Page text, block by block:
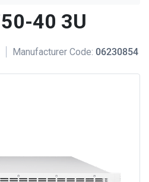
40 3U
Manufacturer Code: 06230854